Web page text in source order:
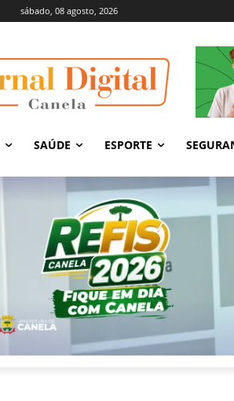
sábado, 08 agosto, 2026
SAÚDE ESPORTE